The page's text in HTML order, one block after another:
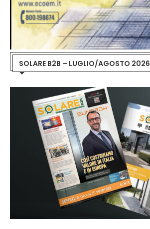
SOLARE B2B – LUGLIO/AGOSTO 2026